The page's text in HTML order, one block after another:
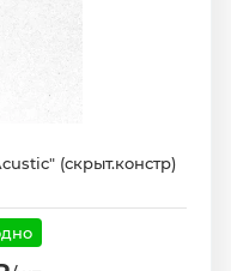
(скрыт.констр)